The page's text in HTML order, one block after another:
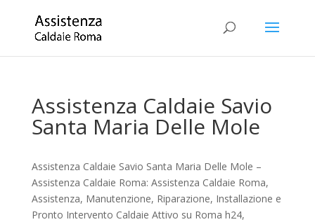
Assistenza Caldaie Savio
Santa Maria Delle Mole
Assistenza Caldaie Savio Santa Maria Delle Mole –
Assistenza Caldaie Roma: Assistenza Caldaie Roma,
Assistenza, Manutenzione, Riparazione, Installazione e
Pronto Intervento Caldaie Attivo su Roma h24,